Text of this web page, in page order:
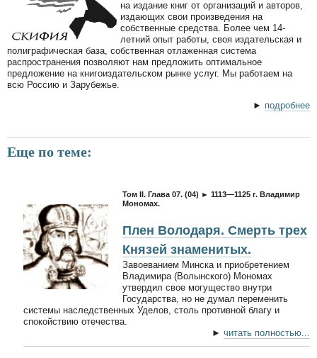
на издание книг от организаций и авторов,
издающих свои произведения на
собственные средства. Более чем 14-
летний опыт работы, своя издательская и
полиграфическая база, собственная отлаженная система
распространения позволяют нам предложить оптимальное
предложение на книгоиздательском рынке услуг. Мы работаем на
всю Россию и Зарубежье.
► подробнее
Еще по теме:
Том II. Глава 07. (04) ► 1113—1125 г. Владимир
Мономах.
Плен Володаря. Смерть трех
Князей знаменитых.
Завоеванием Минска и приобретением
Владимира (Волынского) Мономах
утвердил свое могущество внутри
Государства, но не думал переменить
системы наследственных Уделов, столь противной благу и
спокойствию отечества.
► читать полностью...